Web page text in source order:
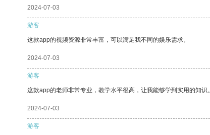
2024-07-03
游客
这款app的视频资源非常丰富，可以满足我不同的娱乐需求。
2024-07-03
游客
这款app的老师非常专业，教学水平很高，让我能够学到实用的知识。
2024-07-03
游客